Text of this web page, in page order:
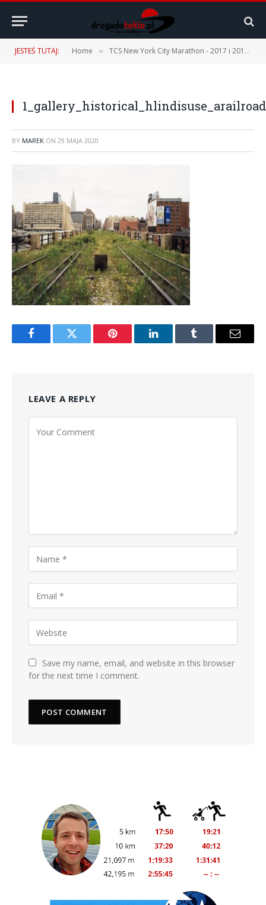
JESTEŚ TUTAJ: Home » TCS New York City Marathon - 2017 i 2019
BY MAREK ON 29 MAJA 2020
FacebookTwitter Pinterest LinkedInTumblr Email
LEAVE A REPLY
Save my name, email, and website in this browser
for the next time I comment.